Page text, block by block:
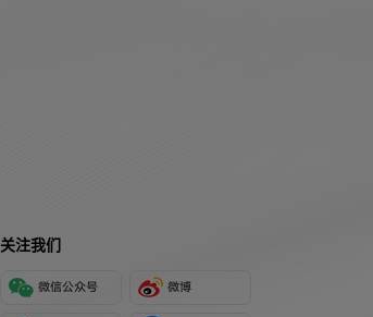
关注我们
微信公众号 微博